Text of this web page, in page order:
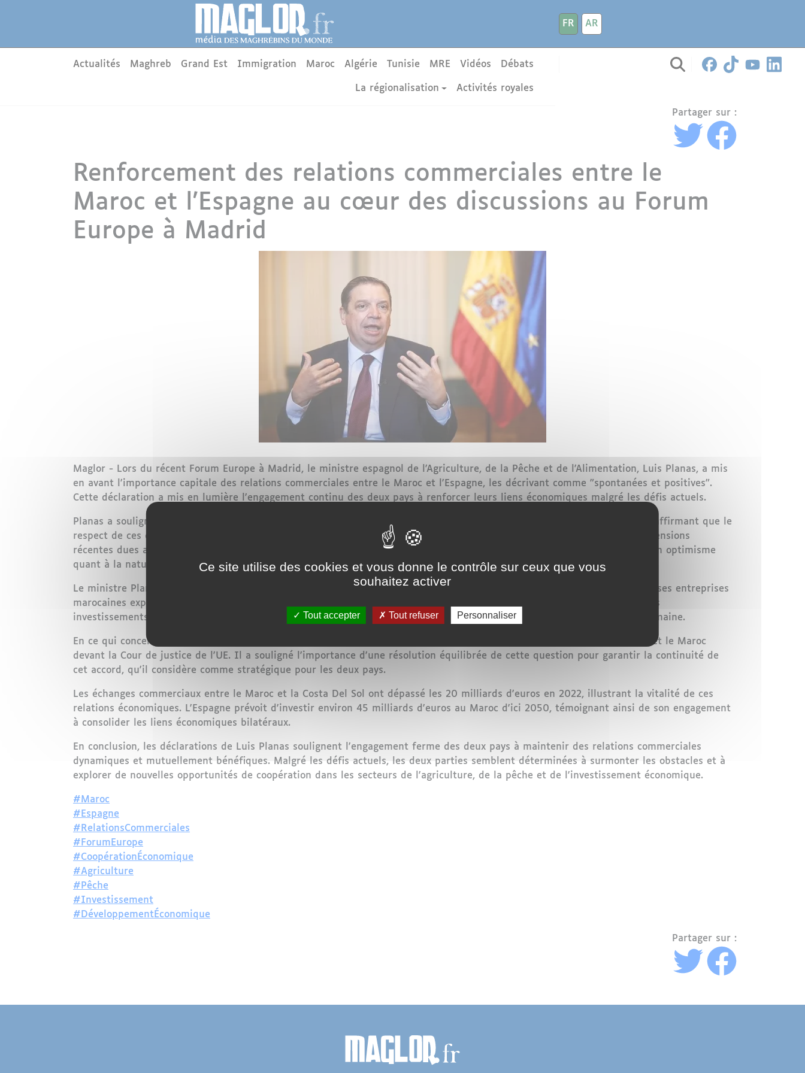
FR
AR
Main menu
Actualités Maghreb Grand Est Immigration Maroc Algérie Tunisie MRE Vidéos Débats
La régionalisation Activités royales
Partager sur :
Renforcement des relations commerciales entre le
Maroc et l'Espagne au cœur des discussions au Forum
Europe à Madrid
Maglor - Lors du récent Forum Europe à Madrid, le ministre espagnol de l'Agriculture, de la Pêche et de l'Alimentation, Luis Planas, a mis
en avant l'importance capitale des relations commerciales entre le Maroc et l'Espagne, les décrivant comme "spontanées et positives".
Cette déclaration a mis en lumière l'engagement continu des deux pays à renforcer leurs liens économiques malgré les défis actuels.
Planas a souligné l'importance du respect des quotas régissant l'entrée des produits marocains dans l'Union européenne, affirmant que le
respect de ces quotas était essentiel pour maintenir des relations commerciales mutuellement avantageuses. Malgré les tensions
récentes dues aux grèves des agriculteurs espagnols, le président du gouvernement espagnol, Pedro Sánchez, a exprimé son optimisme
quant à la nature actuelle des relations bilatérales avec le Maroc, les qualifiant de "meilleures depuis des décennies".
Le ministre Planas a également souligné la solidité des relations stratégiques entre les deux pays, notant que de nombreuses entreprises
marocaines exportant vers l'UE possèdent des filiales en Espagne. Il a annoncé des plans ambitieux visant à encourager les
investissements dans le secteur agricole au Maroc, ouvrant ainsi la voie à une coopération accrue et innovante dans ce domaine.
En ce qui concerne la pêche, Planas a abordé les défis juridiques auxquels est confronté le protocole de pêche entre l'UE et le Maroc
devant la Cour de justice de l'UE. Il a souligné l'importance d'une résolution équilibrée de cette question pour garantir la continuité de
cet accord, qu'il considère comme stratégique pour les deux pays.
Les échanges commerciaux entre le Maroc et la Costa Del Sol ont dépassé les 20 milliards d'euros en 2022, illustrant la vitalité de ces
relations économiques. L'Espagne prévoit d'investir environ 45 milliards d'euros au Maroc d'ici 2050, témoignant ainsi de son engagement
à consolider les liens économiques bilatéraux.
En conclusion, les déclarations de Luis Planas soulignent l'engagement ferme des deux pays à maintenir des relations commerciales
dynamiques et mutuellement bénéfiques. Malgré les défis actuels, les deux parties semblent déterminées à surmonter les obstacles et à
explorer de nouvelles opportunités de coopération dans les secteurs de l'agriculture, de la pêche et de l'investissement économique.
#Maroc
#Espagne
#RelationsCommerciales
#ForumEurope
#CoopérationÉconomique
#Agriculture
#Pêche
#Investissement
#DéveloppementÉconomique
Partager sur :
Ce site utilise des cookies et vous donne le contrôle sur ceux que vous
souhaitez activer
Tout accepter Tout refuser Personnaliser